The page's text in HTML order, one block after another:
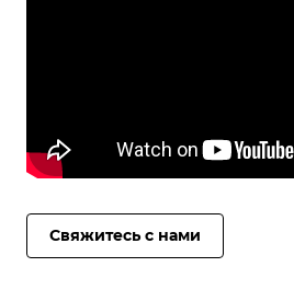
Свяжитесь с нами